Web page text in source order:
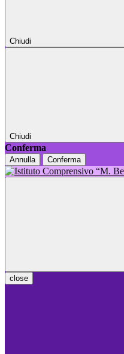
Chiudi
Chiudi
Conferma
Annulla Conferma
close